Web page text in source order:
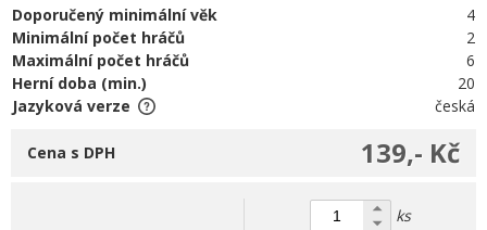
Doporučený minimální věk
4
Minimální počet hráčů
2
Maximální počet hráčů
6
Herní doba (min.)
20
Jazyková verze
česká
139,- Kč
Cena s DPH
ks